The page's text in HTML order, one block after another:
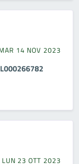
14 NOV 2023
LUN 23 OTT 2023